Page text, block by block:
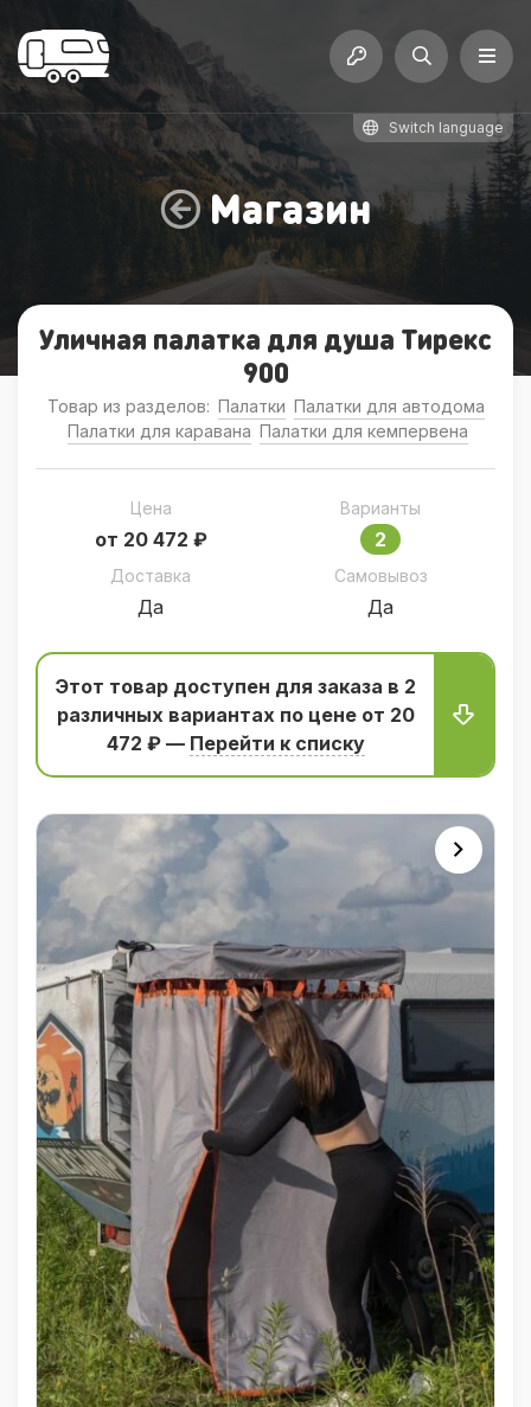
Switch language
Магазин
Уличная палатка для душа Тирекс
900
Товар из разделов: Палатки Палатки для автодома
Палатки для каравана Палатки для кемпервена
Цена
от 20 472 ₽
Варианты
2
Доставка
Да
Самовывоз
Да
Этот товар доступен для заказа в 2
различных вариантаx по цене от 20
472 ₽ — Перейти к списку